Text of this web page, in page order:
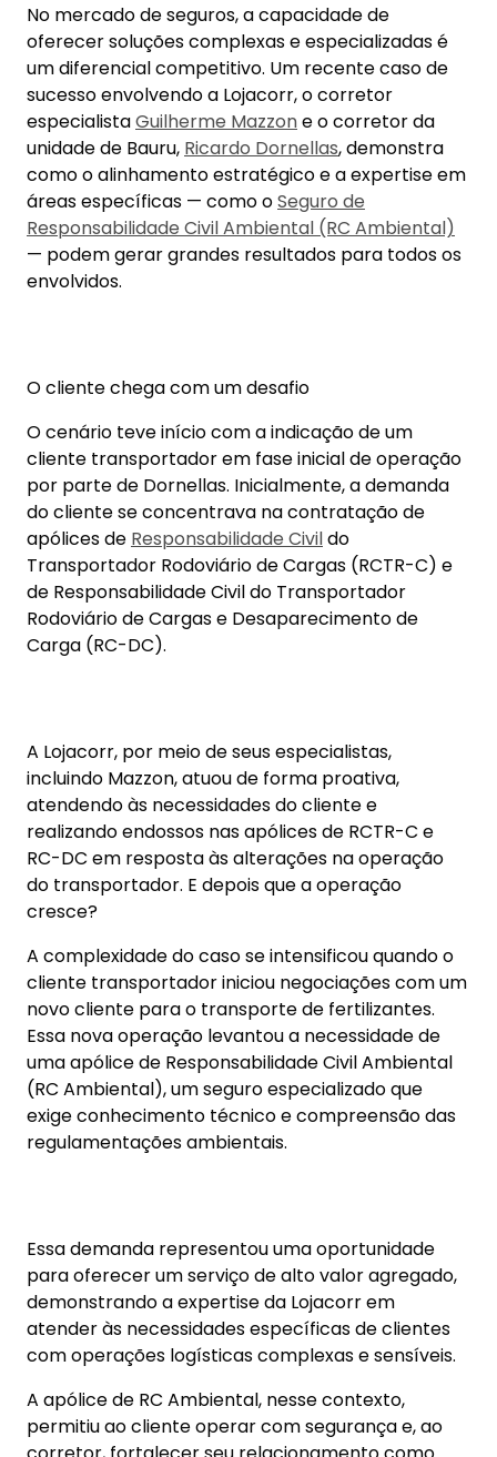
No mercado de seguros, a capacidade de
oferecer soluções complexas e especializadas é
um diferencial competitivo. Um recente caso de
sucesso envolvendo a Lojacorr, o corretor
especialistaGuilherme Mazzone o corretor da
unidade de Bauru, Ricardo Dornellas, demonstra
como o alinhamento estratégico e a expertise em
áreas específicas — como oSeguro de
Responsabilidade Civil Ambiental (RC Ambiental)
— podem gerar grandes resultados para todos os
envolvidos.
O cliente chega com um desafio
O cenário teve início com a indicação de um
cliente transportador em fase inicial de operação
por parte de Dornellas. Inicialmente, a demanda
do cliente se concentrava na contratação de
apólices de Responsabilidade Civildo
Transportador Rodoviário de Cargas (RCTR-C) e
de Responsabilidade Civil do Transportador
Rodoviário de Cargas e Desaparecimento de
Carga (RC-DC).
A Lojacorr, por meio de seus especialistas,
incluindo Mazzon, atuou de forma proativa,
atendendo às necessidades do cliente e
realizando endossos nas apólices de RCTR-C e
RC-DC em resposta às alterações na operação
do transportador. E depois que a operação
cresce?
A complexidade do caso se intensificou quando o
cliente transportador iniciou negociações com um
novo cliente para o transporte de fertilizantes.
Essa nova operação levantou a necessidade de
uma apólice de Responsabilidade Civil Ambiental
(RC Ambiental), um seguro especializado que
exige conhecimento técnico e compreensão das
regulamentações ambientais.
Essa demanda representou uma oportunidade
para oferecer um serviço de alto valor agregado,
demonstrando a expertise da Lojacorr em
atender às necessidades específicas de clientes
com operações logísticas complexas e sensíveis.
A apólice de RC Ambiental, nesse contexto,
permitiu ao cliente operar com segurança e, ao